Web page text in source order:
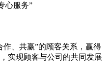
心服务”
作、共赢”的顾客关系，赢得
实现顾客与公司的共同发展